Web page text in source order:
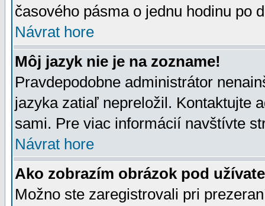
časového pásma o jednu hodinu po
Návrat hore
Môj jazyk nie je na zozname!
Pravdepodobne administrátor
jazyka zatiaľ nepreložil. Kontaktujte
sami. Pre viac informácií navštívte
Návrat hore
Ako zobrazím obrázok pod
Možno ste zaregistrovali pri